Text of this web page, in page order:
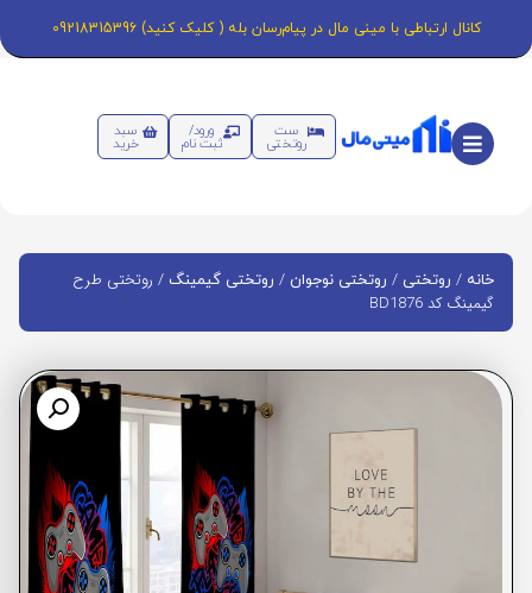
کانال ارتباطی با مینی مال در پیام‌رسان بله ( کلیک کنید) 09218315396
ست
روتختی
ورود/
ثبت نام
سبد
خرید
خانه / روتختی / روتختی نوجوان / روتختی گیمینگ / روتختی طرح
گیمینگ کد BD1876